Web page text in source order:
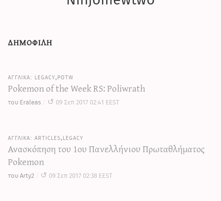
δημοφιλη
legacy,potw
Pokemon of the Week RS: Poliwrath
του Eraleas 09 Σεπ 2017 02:41 EEST
articles,legacy
Ανασκόπηση του 1ου Πανελλήνιου Πρωταθλήματος
Pokemon
του Arty2 09 Σεπ 2017 02:38 EEST